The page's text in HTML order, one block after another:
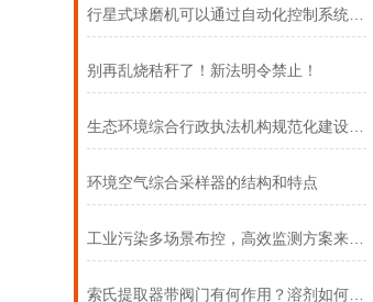
别再乱烧秸秆了！新法明令禁止！
环境空气综合采样器的结构和特点